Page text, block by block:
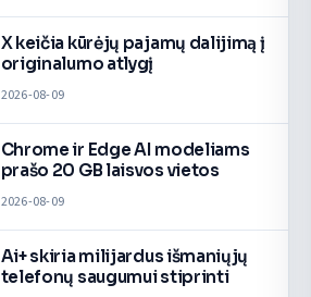
X keičia kūrėjų pajamų dalijimą į
originalumo atlygį
2026-08-09
Chrome ir Edge AI modeliams
prašo 20 GB laisvos vietos
2026-08-09
Ai+ skiria milijardus išmaniųjų
telefonų saugumui stiprinti